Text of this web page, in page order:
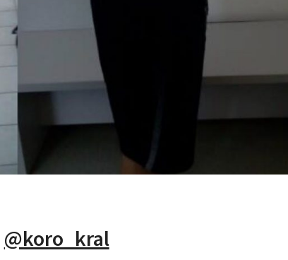
@koro_kral